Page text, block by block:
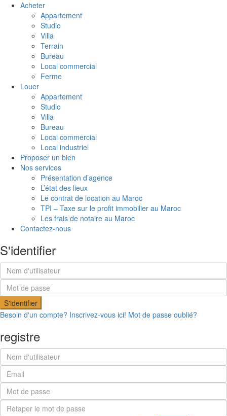
Acheter
Appartement
Studio
Villa
Terrain
Bureau
Local commercial
Ferme
Louer
Appartement
Studio
Villa
Bureau
Local commercial
Local industriel
Proposer un bien
Nos services
Présentation d’agence
L’état des lieux
Le contrat de location au Maroc
TPI – Taxe sur le profit immobilier au Maroc
Les frais de notaire au Maroc
Contactez-nous
S'identifier
S'identifier
Besoin d'un compte? Inscrivez-vous ici! Mot de passe oublié?
registre